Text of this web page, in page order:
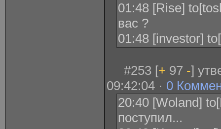
01:48 [Rise]
вас ?
01:48 [investor]
#253 [+ 97 -]
09:42:04 · 0
20:40 [Woland]
поступил...